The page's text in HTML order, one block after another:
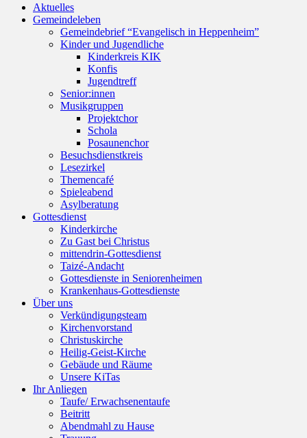
oben
scrollen
Aktuelles
Gemeindeleben
Gemeindebrief “Evangelisch in Heppenheim”
Kinder und Jugendliche
Kinderkreis KIK
Konfis
Jugendtreff
Senior:innen
Musikgruppen
Projektchor
Schola
Posaunenchor
Besuchsdienstkreis
Lesezirkel
Themencafé
Spieleabend
Asylberatung
Gottesdienst
Kinderkirche
Zu Gast bei Christus
mittendrin-Gottesdienst
Taizé-Andacht
Gottesdienste in Seniorenheimen
Krankenhaus-Gottesdienste
Über uns
Verkündigungsteam
Kirchenvorstand
Christuskirche
Heilig-Geist-Kirche
Gebäude und Räume
Unsere KiTas
Ihr Anliegen
Taufe/ Erwachsenentaufe
Beitritt
Abendmahl zu Hause